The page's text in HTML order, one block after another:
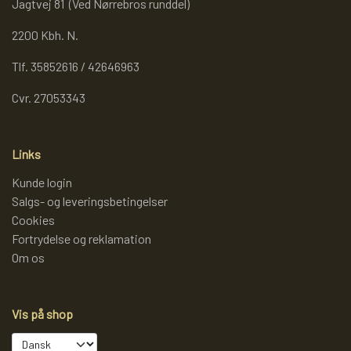
Jagtvej 81 (Ved Nørrebros runddel)
2200 Kbh. N.
Tlf. 35852616 / 42646963
Cvr. 27053343
Links
Kunde login
Salgs- og leveringsbetingelser
Cookies
Fortrydelse og reklamation
Om os
Vis på shop